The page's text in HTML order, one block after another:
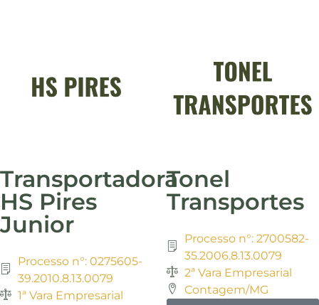
Transportadora
HS Pires
Junior
Processo n°: 0275605-
39.2010.8.13.0079
1ª Vara Empresarial
Tonel
Transportes
Processo n°: 2700582-
35.2006.8.13.0079
2ª Vara Empresarial
Contagem/MG